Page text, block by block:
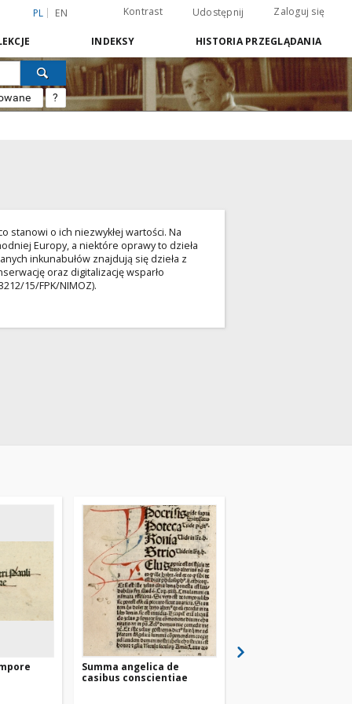
PL EN Kontrast Udostępnij Zaloguj się
INDEKSY HISTORIA PRZEGLĄDANIA
?
stanowi o ich niezwykłej wartości. Na
Europy, a niektóre oprawy to dzieła
inkunabułów znajdują się dzieła z
oraz digitalizację wsparło
15/FPK/NIMOZ).
Summa angelica de
casibus conscientiae